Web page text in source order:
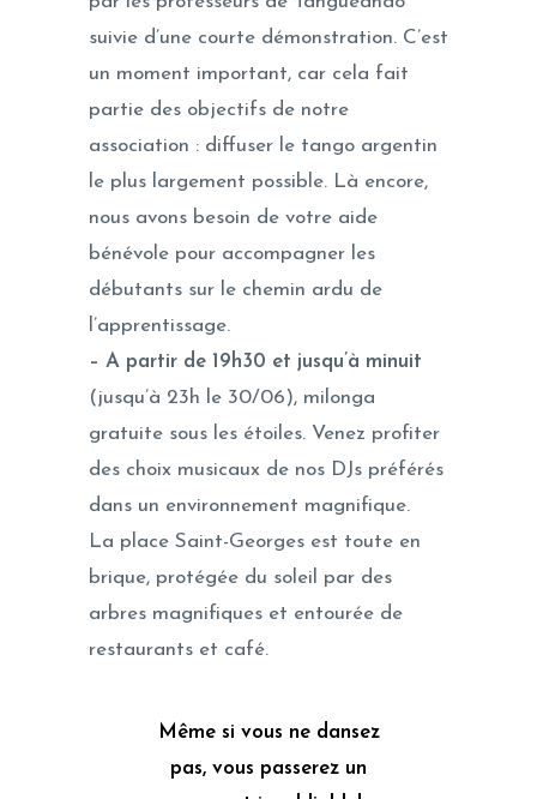
suivie d’une courte démonstration. C’est
un moment important, car cela fait
partie des objectifs de notre
association : diffuser le tango argentin
le plus largement possible. Là encore,
nous avons besoin de votre aide
bénévole pour accompagner les
débutants sur le chemin ardu de
l’apprentissage.
– A partir de 19h30 et jusqu’à minuit
(jusqu’à 23h le 30/06), milonga
gratuite sous les étoiles. Venez profiter
des choix musicaux de nos DJs préférés
dans un environnement magnifique.
La place Saint-Georges est toute en
brique, protégée du soleil par des
arbres magnifiques et entourée de
restaurants et café.
Même si vous ne dansez
pas, vous passerez un